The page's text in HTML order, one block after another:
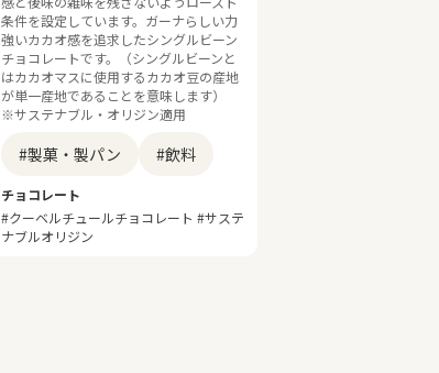
条件を設定しています。ガーナらしい力
強いカカオ感を追求したシングルビーン
チョコレートです。（シングルビーンと
はカカオマスに使用するカカオ豆の産地
が単一産地であることを意味します）
※サステナブル・オリジン適用
#製菓・製パン #飲料
チョコレート
#クーベルチュールチョコレート #サステ
ナブルオリジン